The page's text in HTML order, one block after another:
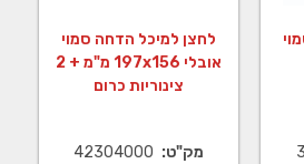
לחצן למיכל הדחה סמוי
אובלי x156‏197 מ"מ + 2
צינוריות כרום
מק"ט: 42304000